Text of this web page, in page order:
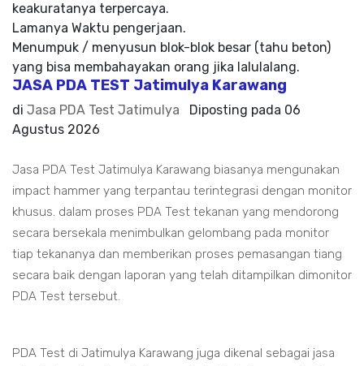
keakuratanya terpercaya.
Lamanya Waktu pengerjaan.
Menumpuk / menyusun blok-blok besar (tahu beton)
yang bisa membahayakan orang jika lalulalang.
JASA PDA TEST Jatimulya Karawang
di Jasa PDA Test Jatimulya Diposting pada 06
Agustus 2026
Jasa PDA Test Jatimulya Karawang biasanya mengunakan
impact hammer yang terpantau terintegrasi dengan monitor
khusus. dalam proses PDA Test tekanan yang mendorong
secara bersekala menimbulkan gelombang pada monitor
tiap tekananya dan memberikan proses pemasangan tiang
secara baik dengan laporan yang telah ditampilkan dimonitor
PDA Test tersebut.
PDA Test di Jatimulya Karawang juga dikenal sebagai jasa